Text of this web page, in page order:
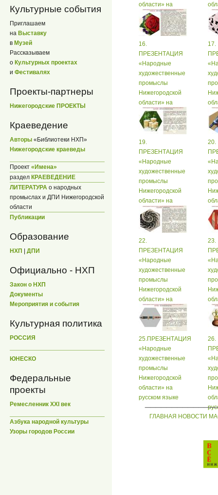
Культурные события
Приглашаем
на Выставку
в Музей
Рассказываем
о Культурных проектах
и Фестивалях
Проекты-партнеры
Нижегородские ПРОЕКТЫ
Краеведение
Авторы «Библиотеки НХП»
Нижегородские краеведы
Проект «Имена»
раздел КРАЕВЕДЕНИЕ
ЛИТЕРАТУРА о народных
промыслах и ДПИ Нижегородской
области
Публикации
Образование
НХП ДПИ
Официально - НХП
Закон о НХП
Документы
Мероприятия и события
Культурная политика
РОССИЯ
ЮНЕСКО
Федеральные
проекты
Ремесленник XXI век
Азбука народной культуры
Узоры городов России
области» на
русском языке
16.
ПРЕЗЕНТАЦИЯ
«Народные
художественные
промыслы
Нижегородской
области» на
русском языке
17.
19.
ПРЕЗЕНТАЦИЯ
«Народные
художественные
промыслы
Нижегородской
области» на
русском языке
20.
22.
ПРЕЗЕНТАЦИЯ
«Народные
художественные
промыслы
Нижегородской
области» на
русском языке
23.
25.ПРЕЗЕНТАЦИЯ
«Народные
художественные
промыслы
Нижегородской
области» на
русском языке
26.
ГЛАВНАЯ НОВОСТИ